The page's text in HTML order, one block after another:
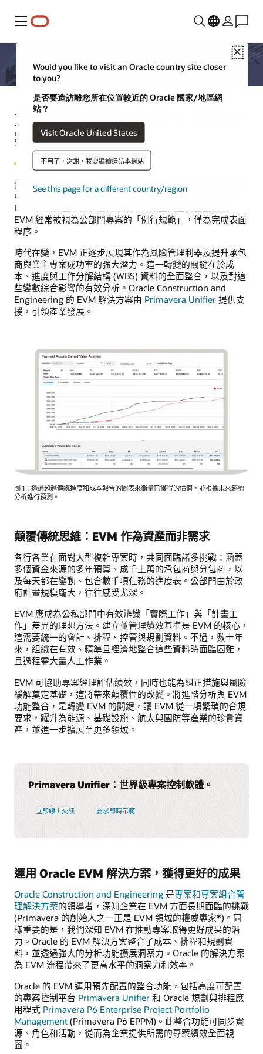
功能表
Close
Would you like to visit an Oracle country site closer
to you?
是否要造訪離您所在位置較近的 Oracle 國家/地區網
站？
Visit Oracle United States
不用了，謝謝，我要繼續造訪本網站
See this page for a different country/region
重新構想實獲值管理 — 解決方
案簡介
實獲值管理 (EVM) 並非新概念，其起源可追溯至 1960 年代
中期。然而，過去五十年來，專案及計畫經理在全面採用
EVM 作為衡量專案進度與績效的有效工具上仍面臨挑戰，
EVM 經常被視為公部門專案的「例行規範」，僅為完成表面
程序。
時代在變，EVM 正逐步展現其作為風險管理利器及提升承包
商與業主專案成功率的強大潛力。這一轉變的關鍵在於成
本、進度與工作分解結構 (WBS) 資料的全面整合，以及對這
些變數綜合影響的有效分析。Oracle Construction and
Engineering 的 EVM 解決方案由 Primavera Unifier 提供支
援，引領產業發展。
圖 1：透過超越傳統進度和成本報告的圖表來衡量已獲得的價值，並根據未來趨勢
分析進行預測。
顛覆傳統思維：EVM 作為資產而非需求
各行各業在面對大型複雜專案時，共同面臨諸多挑戰：涵蓋
多個資金來源的多年預算、成千上萬的承包商與分包商，以
及每天都在變動、包含數千項任務的進度表。公部門由於政
府計畫規模龐大，往往感受尤深。
EVM 應成為公私部門中有效辨識「實際工作」與「計畫工
作」差異的理想方法。建立並管理績效基準是 EVM 的核心，
這需要統一的會計、排程、控管與規劃資料。不過，數十年
來，組織在有效、精準且經濟地整合這些資料時面臨困難，
且過程需大量人工作業。
EVM 可協助專案經理評估績效，同時也能為糾正措施與風險
緩解奠定基礎，這將帶來顛覆性的改變。將進階分析與 EVM
功能整合，是轉變 EVM 的關鍵，讓 EVM 從一項繁瑣的合規
要求，躍升為能源、基礎設施、航太與國防等產業的珍貴資
產，並進一步擴展至更多領域。
Primavera Unifier：世界級專案控制軟體。
立即線上交談 要求即時示範
運用 Oracle EVM 解決方案，獲得更好的成果
Oracle Construction and Engineering 是專案和專案組合管
理解決方案的領導者，深知企業在 EVM 方面長期面臨的挑戰
(Primavera 的創始人之一正是 EVM 領域的權威專家*)。同
樣重要的是，我們深知 EVM 在推動專案取得更好成果的潛
力。Oracle 的 EVM 解決方案整合了成本、排程和規劃資
料，並透過強大的分析功能擴展洞察力。Oracle 的解決方案
為 EVM 流程帶來了更高水平的洞察力和效率。
Oracle 的 EVM 運用預先配置的整合功能，包括高度可配置
的專案控制平台 Primavera Unifier 和 Oracle 規劃與排程應
用程式 Primavera P6 Enterprise Project Portfolio
Management (Primavera P6 EPPM)。此整合功能可同步資
源、角色和活動，從而為企業提供所需的專案績效全面視
圖。